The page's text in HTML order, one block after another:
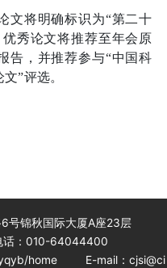
文将明确标识为“第二十
秀论文将推荐至年会原
告，并推荐参与“中国科
”评选。
号锦秋国际大厦A座23层
话：010-64044400
home
E-mail：cjsi@ci